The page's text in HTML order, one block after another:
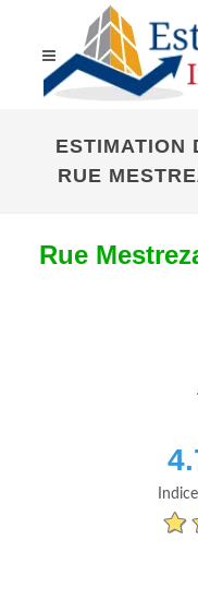
ESTIMATION
RUE
Rue